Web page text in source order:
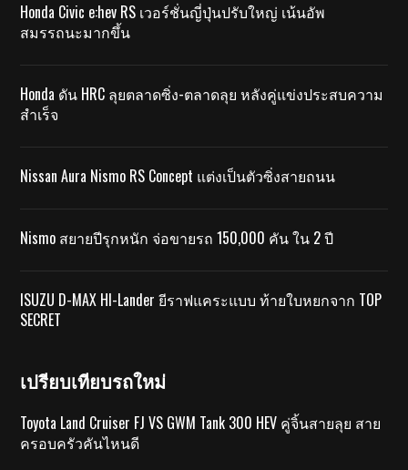
Honda Civic e:hev RS เวอร์ชั่นญี่ปุ่นปรับใหญ่ เน้นอัพ
สมรรถนะมากขึ้น
Honda ดัน HRC ลุยตลาดซิ่ง-ตลาดลุย หลังคู่แข่งประสบความ
สำเร็จ
Nissan Aura Nismo RS Concept แต่งเป็นตัวซิ่งสายถนน
Nismo สยายปีรุกหนัก จ่อขายรถ 150,000 คัน ใน 2 ปี
ISUZU D-MAX HI-Lander ยีราฟแคระแบบ ท้ายใบหยกจาก TOP
SECRET
เปรียบเทียบรถใหม่
Toyota Land Cruiser FJ VS GWM Tank 300 HEV คู่จิ้นสายลุย สาย
ครอบครัวคันไหนดี